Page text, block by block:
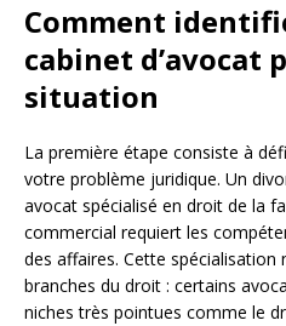
Comment
cabinet d’avocat
situation
La première étape consiste à
votre problème juridique. Un
avocat spécialisé en droit de la
commercial requiert les
des affaires. Cette spécialisation
branches du droit : certains
niches très pointues comme le